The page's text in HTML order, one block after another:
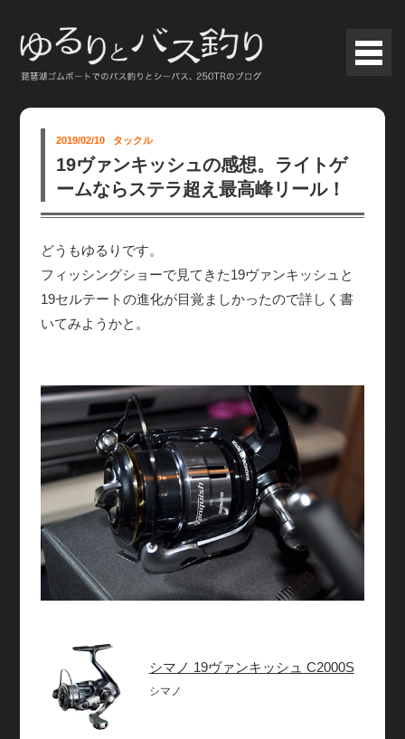
2019/02/10 タックル
19ヴァンキッシュの感想。ライトゲ
ームならステラ超え最高峰リール！
どうもゆるりです。
フィッシングショーで見てきた19ヴァンキッシュと
19セルテートの進化が目覚ましかったので詳しく書
いてみようかと。
シマノ 19ヴァンキッシュ C2000S
シマノ